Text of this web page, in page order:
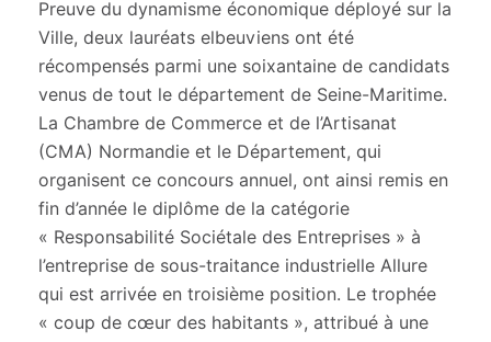
Preuve du dynamisme économique déployé sur la
Ville, deux lauréats elbeuviens ont été
récompensés parmi une soixantaine de candidats
venus de tout le département de Seine-Maritime.
La Chambre de Commerce et de l’Artisanat
(CMA) Normandie et le Département, qui
organisent ce concours annuel, ont ainsi remis en
fin d’année le diplôme de la catégorie
« Responsabilité Sociétale des Entreprises » à
l’entreprise de sous-traitance industrielle Allure
qui est arrivée en troisième position. Le trophée
« coup de cœur des habitants », attribué à une